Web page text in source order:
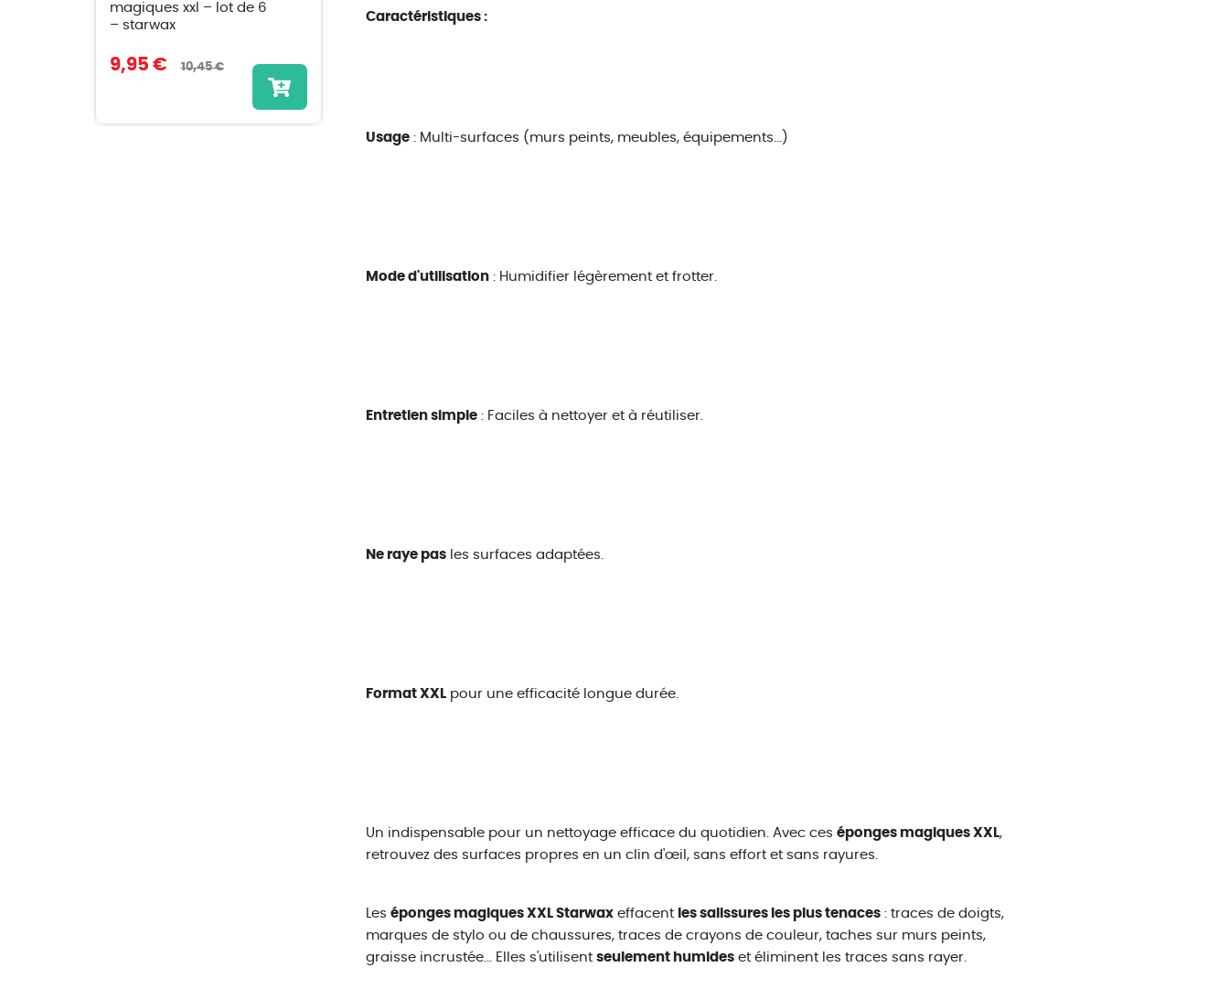
magiques xxl – lot de 6
– starwax
9,95 € 10,45 €
Caractéristiques :
Usage: Multi-surfaces (murs peints, meubles, équipements...)
Mode d'utilisation: Humidifier légèrement et frotter.
Entretien simple: Faciles à nettoyer et à réutiliser.
Ne raye pasles surfaces adaptées.
Format XXLpour une efficacité longue durée.
Un indispensable pour un nettoyage efficace du quotidien. Avec ces éponges magiques XXL,
retrouvez des surfaces propres en un clin d'œil, sans effort et sans rayures.
Les éponges magiques XXL Starwaxeffacent les salissures les plus tenaces: traces de doigts,
marques de stylo ou de chaussures, traces de crayons de couleur, taches sur murs peints,
graisse incrustée... Elles s'utilisent seulement humideset éliminent les traces sans rayer.